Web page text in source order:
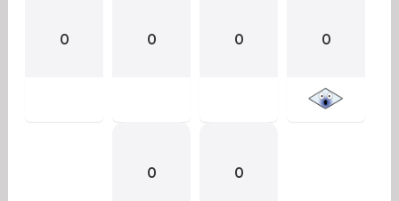
0 0 0 0
0 0